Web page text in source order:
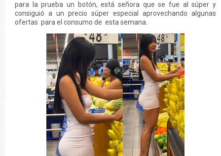
para la prueba un botón, está señora que se fue al súper y
consiguió a un precio súper especial aprovechando algunas
ofertas para el consumo de esta semana.